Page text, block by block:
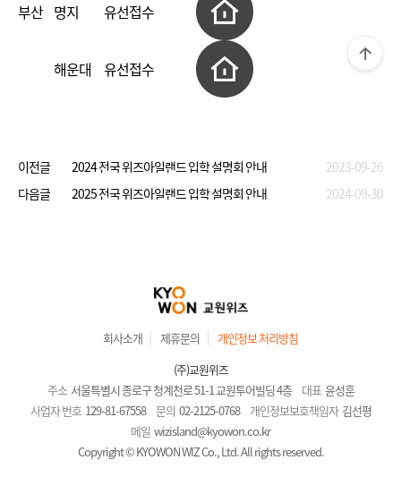
부산 명지 유선접수
해운대 유선접수
이전글 2024 전국 위즈아일랜드 입학 설명회 안내
2023-09-26
다음글
2025 전국 위즈아일랜드 입학 설명회 안내 2024-09-30
회사소개 제휴문의
개인정보 처리방침
(주)교원위즈
주소 서울특별시 종로구 청계천로 51-1 교원투어빌딩 4층 대표 윤성훈
사업자 번호 129-81-67558 문의 02-2125-0768 개인정보보호책임자 김선평
메일 wizisland@kyowon.co.kr
Copyright © KYOWON WIZ Co., Ltd. All rights reserved.